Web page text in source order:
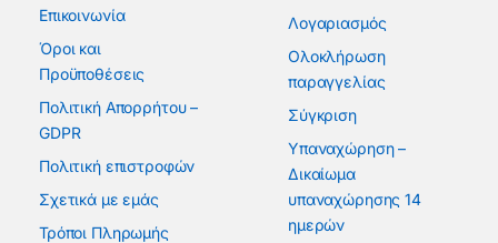
Επικοινωνία
Όροι και
Προϋποθέσεις
Πολιτική Απορρήτου –
GDPR
Πολιτική επιστροφών
Σχετικά με εμάς
Τρόποι Πληρωμής
Λογαριασμός
Ολοκλήρωση
παραγγελίας
Σύγκριση
Υπαναχώρηση –
Δικαίωμα
υπαναχώρησης 14
ημερών